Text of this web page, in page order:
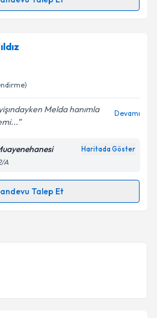
Talebi
için randevu takvimi talebi
randevu almanız için bir
e-posta ile bilgilendireceğiz.
işlenmesine ilişkin
Aydınlatma
ve kişisel verilerimin belirtilen
kabul ediyorum.
Melda hanımla
Devamı
Haritada Göster
A
Talep Et
Talebi
ile bilgilendireceğiz.